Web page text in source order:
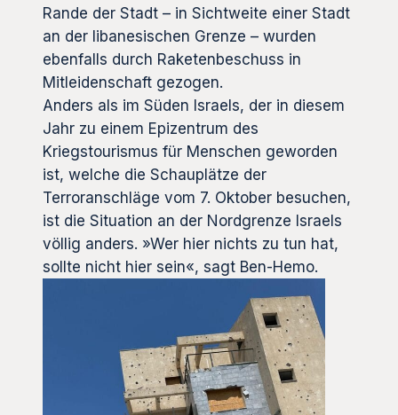
Rande der Stadt – in Sichtweite einer Stadt
an der libanesischen Grenze – wurden
ebenfalls durch Raketenbeschuss in
Mitleidenschaft gezogen.
Anders als im Süden Israels, der in diesem
Jahr zu einem Epizentrum des
Kriegstourismus für Menschen geworden
ist, welche die Schauplätze der
Terroranschläge vom 7. Oktober besuchen,
ist die Situation an der Nordgrenze Israels
völlig anders. »Wer hier nichts zu tun hat,
sollte nicht hier sein«, sagt Ben-Hemo.